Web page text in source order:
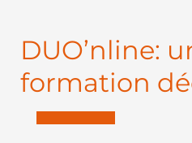
DUO’nline:
formation